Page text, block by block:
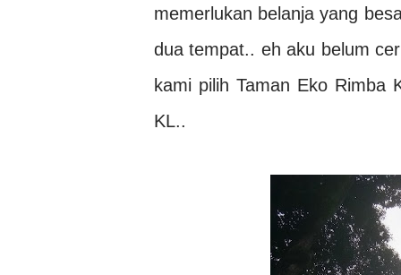
memerlukan belanja yang
dua tempat.. eh aku belum
kami pilih Taman Eko
KL..